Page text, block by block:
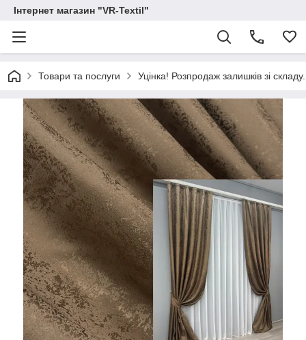
Інтернет магазин "VR-Textil"
Товари та послуги Уцінка! Розпродаж залишків зі складу.